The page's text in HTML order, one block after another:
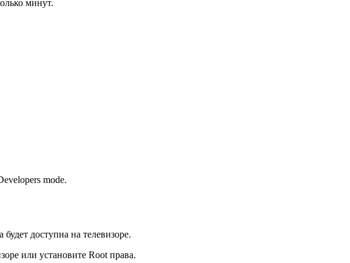
минут.
mode.
доступна на телевизоре.
или установите Root права.